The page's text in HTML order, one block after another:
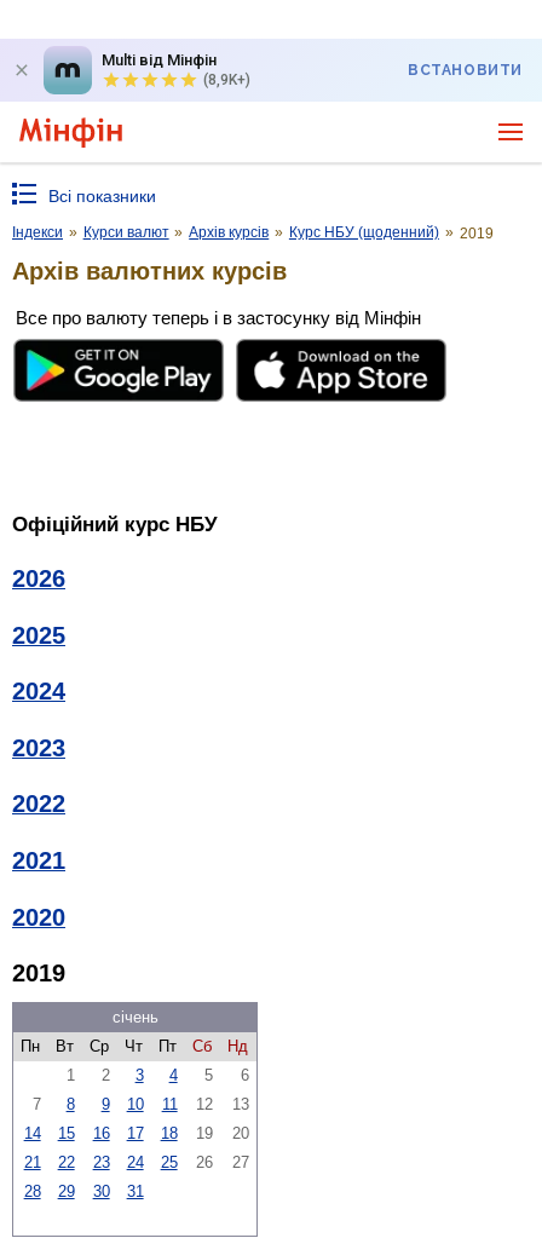
Multi від Мінфін
(8,9K+)
ВСТАНОВИТИ
Всі показники
Індекси » Курси валют » Архів курсів » Курс НБУ (щоденний) » 2019
Архів валютних курсів
Все про валюту теперь і в застосунку від Мінфін
Офіційний курс НБУ
2026
2025
2024
2023
2022
2021
2020
2019
січень
Пн
Вт Ср Чт Пт Сб
Нд
1
2 3 4 5
6
7
8 9 10 11 12
13
14
15 16 17 18 19
20
21
22 23 24 25 26
27
28
29 30 31